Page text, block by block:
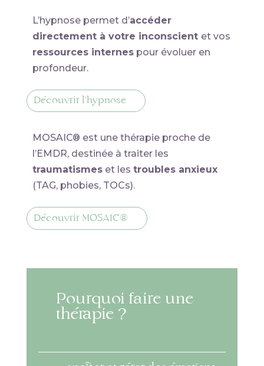
L’hypnose permet d’accéder
directement à votre inconscient et vos
ressources internespour évoluer en
profondeur.
Découvrir l'hypnose
MOSAIC® est une thérapie proche de
l’EMDR, destinée à traiter les
traumatismeset les troubles anxieux
(TAG, phobies, TOCs).
Découvrir MOSAIC®
Pourquoi faire une
thérapie ?